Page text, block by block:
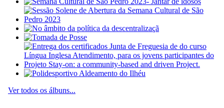
Ver todos os álbuns...